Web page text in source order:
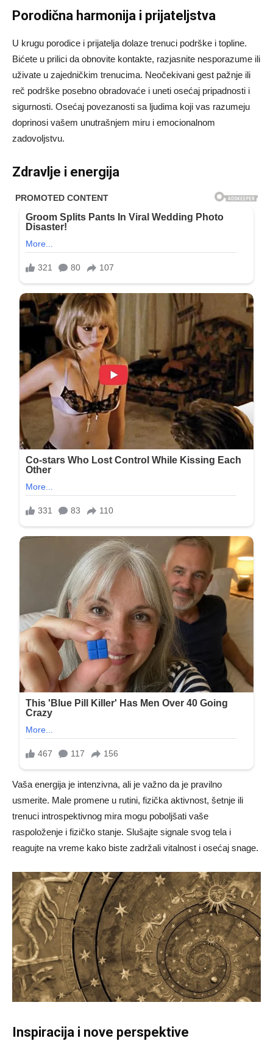
Porodična harmonija i prijateljstva
U krugu porodice i prijatelja dolaze trenuci podrške i topline.
Bićete u prilici da obnovite kontakte, razjasnite nesporazume ili
uživate u zajedničkim trenucima. Neočekivani gest pažnje ili
reč podrške posebno obradovaće i uneti osećaj pripadnosti i
sigurnosti. Osećaj povezanosti sa ljudima koji vas razumeju
doprinosi vašem unutrašnjem miru i emocionalnom
zadovoljstvu.
Zdravlje i energija
Vaša energija je intenzivna, ali je važno da je pravilno
usmerite. Male promene u rutini, fizička aktivnost, šetnje ili
trenuci introspektivnog mira mogu poboljšati vaše
raspoloženje i fizičko stanje. Slušajte signale svog tela i
reagujte na vreme kako biste zadržali vitalnost i osećaj snage.
Inspiracija i nove perspektive